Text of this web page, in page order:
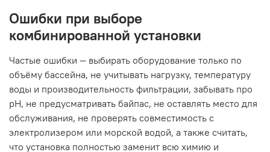
Ошибки при выборе
комбинированной установки
Частые ошибки — выбирать оборудование только по
объёму бассейна, не учитывать нагрузку, температуру
воды и производительность фильтрации, забывать про
pH, не предусматривать байпас, не оставлять место для
обслуживания, не проверять совместимость с
электролизером или морской водой, а также считать,
что установка полностью заменит всю химию и